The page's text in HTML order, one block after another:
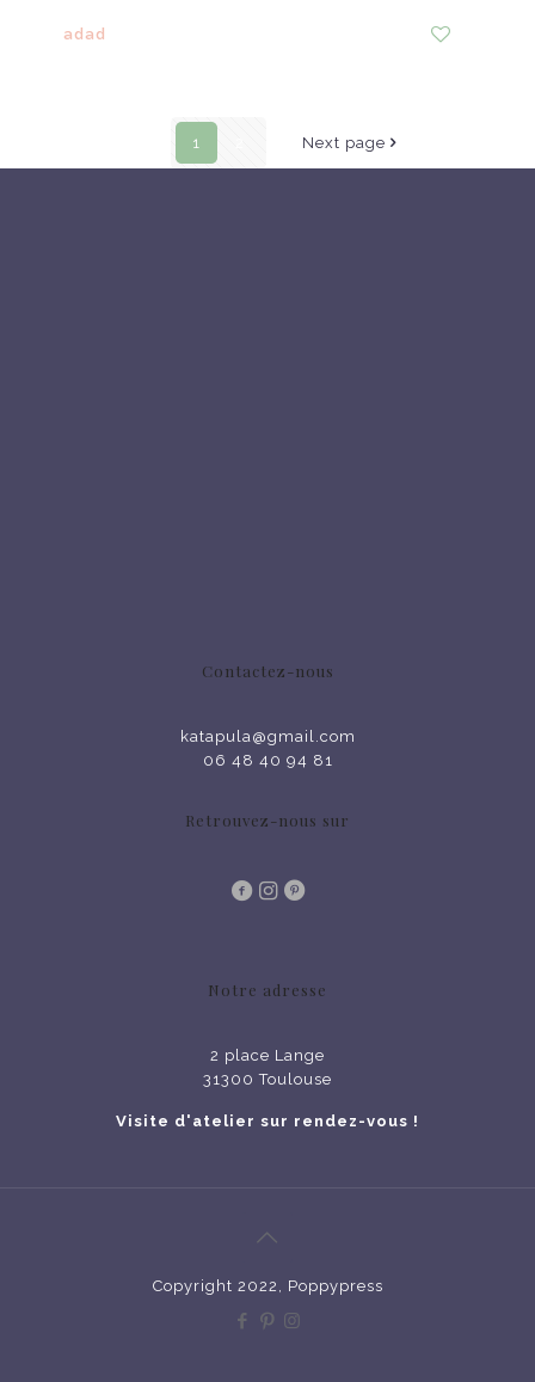
adad
1 Next page
Contactez-nous
katapula@gmail.com
06 48 40 94 81
Retrouvez-nous sur
Notre adresse
2 place Lange
31300 Toulouse
Visite d'atelier sur rendez-vous !
Copyright 2022, Poppypress